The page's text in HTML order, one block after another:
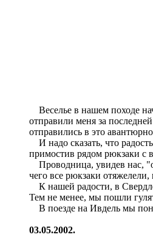
Веселье в нашем походе
отправили меня за
отправились в это
И надо сказать, что
примостив рядом рюкзаки с
Проводница, увидев нас,
чего все рюкзаки
К нашей радости, в
Тем не менее, мы пошли
В поезде на Ивдель мы
03.05.2002.